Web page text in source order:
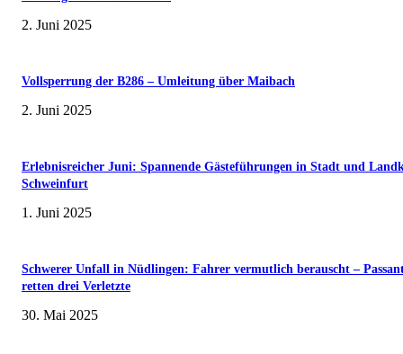
2. Juni 2025
Vollsperrung der B286 – Umleitung über Maibach
2. Juni 2025
Erlebnisreicher Juni: Spannende Gästeführungen in Stadt und
Schweinfurt
1. Juni 2025
Schwerer Unfall in Nüdlingen: Fahrer vermutlich berauscht –
retten drei Verletzte
30. Mai 2025